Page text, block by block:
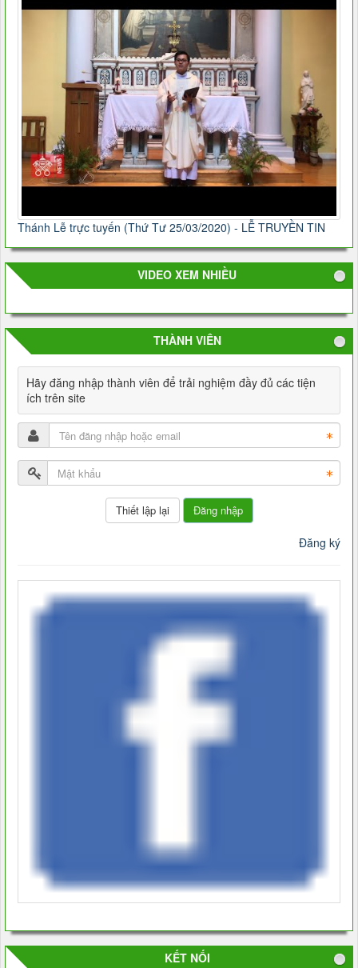
Thánh Lễ trực tuyến (Thứ Tư 25/03/2020) - LỄ TRUYỀN TIN
VIDEO XEM NHIỀU
THÀNH VIÊN
Hãy đăng nhập thành viên để trải nghiệm đầy đủ các tiện
ích trên site
Đăng nhập
Đăng ký
KẾT NỐI